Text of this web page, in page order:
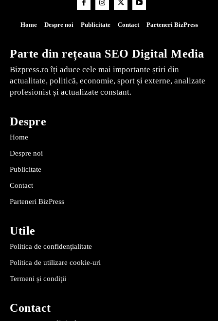
Home Despre noi Publicitate Contact Parteneri BizPress
Parte din rețeaua SEO Digital Media
Bizpress.ro îți aduce cele mai importante știri din
actualitate, politică, economie, sport și externe, analizate
profesionist și actualizate constant.
Despre
Home
Despre noi
Publicitate
Contact
Parteneri BizPress
Utile
Politica de confidențialitate
Politica de utilizare cookie-uri
Termeni și condiții
Contact